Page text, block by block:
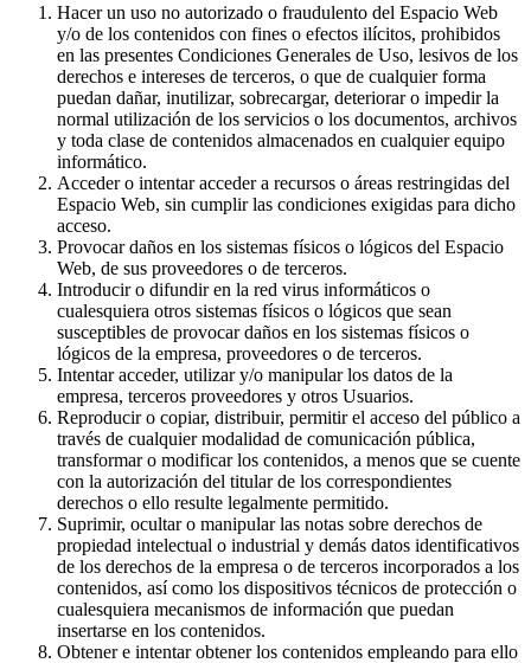
Hacer un uso no autorizado o fraudulento del Espacio Web
y/o de los contenidos con fines o efectos ilícitos, prohibidos
en las presentes Condiciones Generales de Uso, lesivos de los
derechos e intereses de terceros, o que de cualquier forma
puedan dañar, inutilizar, sobrecargar, deteriorar o impedir la
normal utilización de los servicios o los documentos, archivos
y toda clase de contenidos almacenados en cualquier equipo
informático.
Acceder o intentar acceder a recursos o áreas restringidas del
Espacio Web, sin cumplir las condiciones exigidas para dicho
acceso.
Provocar daños en los sistemas físicos o lógicos del Espacio
Web, de sus proveedores o de terceros.
Introducir o difundir en la red virus informáticos o
cualesquiera otros sistemas físicos o lógicos que sean
susceptibles de provocar daños en los sistemas físicos o
lógicos de la empresa, proveedores o de terceros.
Intentar acceder, utilizar y/o manipular los datos de la
empresa, terceros proveedores y otros Usuarios.
Reproducir o copiar, distribuir, permitir el acceso del público a
través de cualquier modalidad de comunicación pública,
transformar o modificar los contenidos, a menos que se cuente
con la autorización del titular de los correspondientes
derechos o ello resulte legalmente permitido.
Suprimir, ocultar o manipular las notas sobre derechos de
propiedad intelectual o industrial y demás datos identificativos
de los derechos de la empresa o de terceros incorporados a los
contenidos, así como los dispositivos técnicos de protección o
cualesquiera mecanismos de información que puedan
insertarse en los contenidos.
Obtener e intentar obtener los contenidos empleando para ello